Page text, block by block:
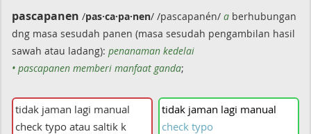
pascapanen /pas·ca·pa·nen/ /pascapanén/ a berhubungan
dng masa sesudah panen (masa sesudah pengambilan hasil
sawah atau ladang): penanaman kedelai
• pascapanen memberi manfaat ganda;
tidak jaman lagi manual
check typo